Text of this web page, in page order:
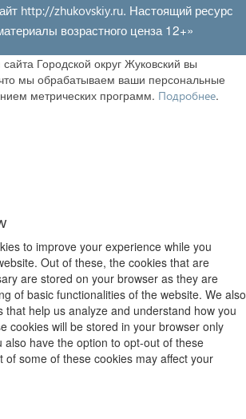
http://zhukovskiy.ru. Настоящий ресурс
возрастного ценза 12+»
Городской округ Жуковский вы
мы обрабатываем ваши персональные
метрических программ. Подробнее.
to improve your experience while you
Out of these, the cookies that are
are stored on your browser as they are
of basic functionalities of the website. We also
that help us analyze and understand how you
cookies will be stored in your browser only
also have the option to opt-out of these
of some of these cookies may affect your